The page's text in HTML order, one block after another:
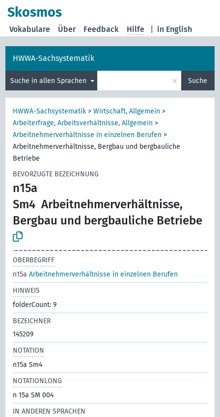
Skosmos
in English
Vokabulare Über Feedback Hilfe
HWWA-Sachsystematik
Suche in allen Sprachen × Suche
HWWA-Sachsystematik >Wirtschaft, Allgemein >
Arbeiterfrage, Arbeitsverhältnisse, Allgemein >
Arbeitnehmerverhältnisse in einzelnen Berufen >
Arbeitnehmerverhältnisse, Bergbau und bergbauliche
Betriebe
BEVORZUGTE BEZEICHNUNG
n15a
Sm4 Arbeitnehmerverhältnisse,
Bergbau und bergbauliche Betriebe
OBERBEGRIFF
n15aArbeitnehmerverhältnisse in einzelnen Berufen
HINWEIS
folderCount: 9
BEZEICHNER
145209
NOTATION
n15a Sm4
NOTATIONLONG
n 15a SM 004
IN ANDEREN SPRACHEN